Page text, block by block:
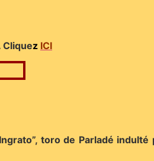
Cliquez ICI
toro de Parladé indulté